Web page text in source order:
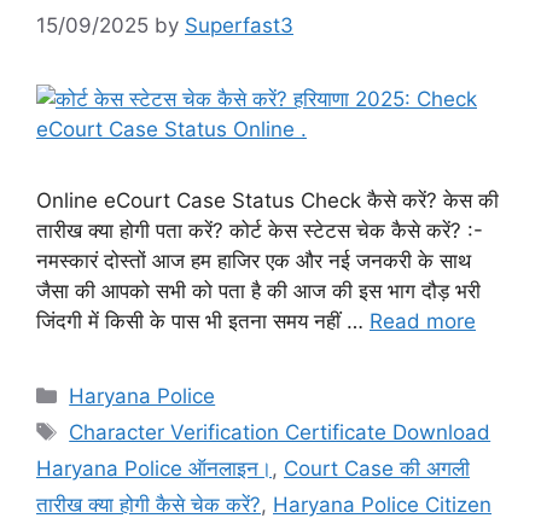
15/09/2025 by Superfast3
Online eCourt Case Status Check कैसे करें? केस की
तारीख क्या होगी पता करें? कोर्ट केस स्टेटस चेक कैसे करें? :-
नमस्कारं दोस्तों आज हम हाजिर एक और नई जनकरी के साथ
जैसा की आपको सभी को पता है की आज की इस भाग दौड़ भरी
जिंदगी में किसी के पास भी इतना समय नहीं … Read more
Categories
Haryana Police
Tags
Character Verification Certificate Download
Haryana Police ऑनलाइन। , Court Case की अगली
तारीख क्या होगी कैसे चेक करें?, Haryana Police Citizen